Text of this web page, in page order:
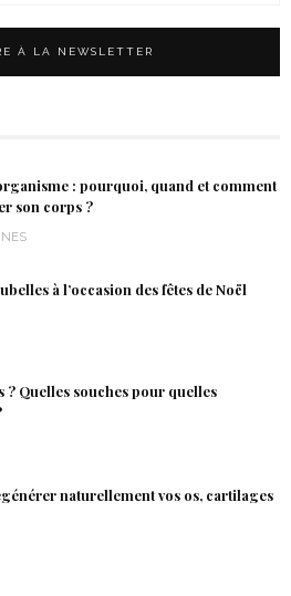
: pourquoi, quand et comment
son corps ?
à l’occasion des fêtes de Noël
? Quelles souches pour quelles
naturellement vos os, cartilages